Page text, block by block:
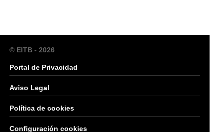
© EITB - 2026
Portal de Privacidad
Aviso Legal
Política de cookies
Configuración cookies